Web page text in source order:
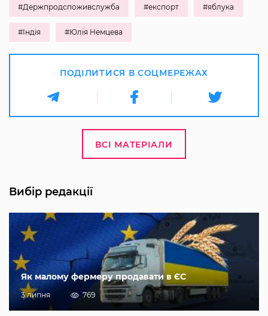
#Держпродспоживслужба #експорт #яблука
#Індія #Юлія Немцева
ПОДІЛИТИСЯ В СОЦМЕРЕЖАХ
ВСІ МАТЕРІАЛИ
Вибір редакції
Як малому фермеру продавати в ЄС
3 липня 769